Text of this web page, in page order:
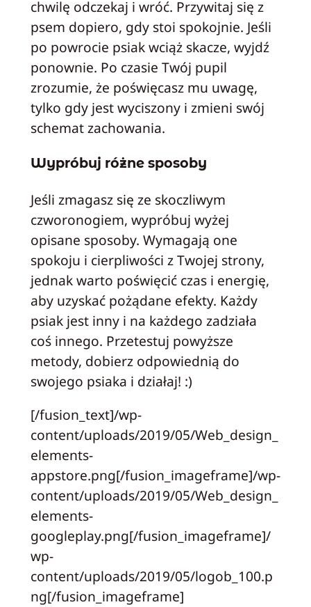
chwilę odczekaj i wróć. Przywitaj się z
psem dopiero, gdy stoi spokojnie. Jeśli
po powrocie psiak wciąż skacze, wyjdź
ponownie. Po czasie Twój pupil
zrozumie, że poświęcasz mu uwagę,
tylko gdy jest wyciszony i zmieni swój
schemat zachowania.
Wypróbuj różne sposoby
Jeśli zmagasz się ze skoczliwym
czworonogiem, wypróbuj wyżej
opisane sposoby. Wymagają one
spokoju i cierpliwości z Twojej strony,
jednak warto poświęcić czas i energię,
aby uzyskać pożądane efekty. Każdy
psiak jest inny i na każdego zadziała
coś innego. Przetestuj powyższe
metody, dobierz odpowiednią do
swojego psiaka i działaj! :)
[/fusion_text]/wp-
content/uploads/2019/05/Web_design_
elements-
appstore.png[/fusion_imageframe]/wp-
content/uploads/2019/05/Web_design_
elements-
googleplay.png[/fusion_imageframe]/
wp-
content/uploads/2019/05/logob_100.p
ng[/fusion_imageframe]